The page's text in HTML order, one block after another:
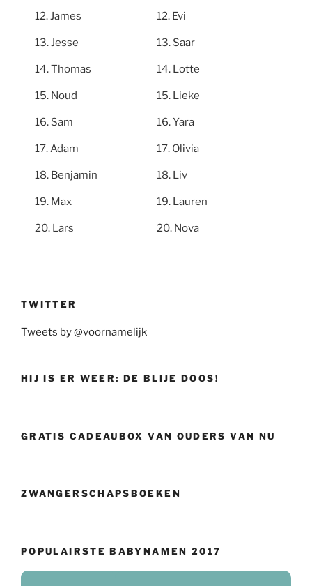
James
Jesse
Thomas
Noud
Sam
Adam
Benjamin
Max
Lars
Evi
Saar
Lotte
Lieke
Yara
Olivia
Liv
Lauren
Nova
TWITTER
Tweets by @voornamelijk
HIJ IS ER WEER: DE BLIJE DOOS!
GRATIS CADEAUBOX VAN OUDERS VAN NU
ZWANGERSCHAPSBOEKEN
POPULAIRSTE BABYNAMEN 2017